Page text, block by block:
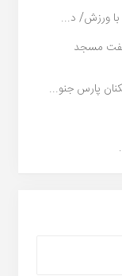
با ورزش/ د...
نفت مسجد
پارس جنو...